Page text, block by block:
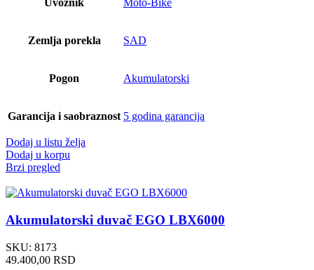
Uvoznik Moto-Bike
Zemlja porekla SAD
Pogon Akumulatorski
Garancija i saobraznost 5 godina garancija
Dodaj u listu želja
Dodaj u korpu
Brzi pregled
Akumulatorski duvač EGO LBX6000
SKU: 8173
49.400,00 RSD